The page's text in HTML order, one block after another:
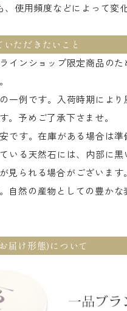
、使用頻度などによって変
ただきたいこと
インショップ限定商品の
一例です。入荷時期によ
。予めご了承下さませ。
です。在庫がある場合は準
いる天然石には、内部に
見られる場合がございま
自然の産物としての豊か
届け形態)について